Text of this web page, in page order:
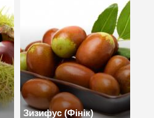
Зизифус (Фінік)